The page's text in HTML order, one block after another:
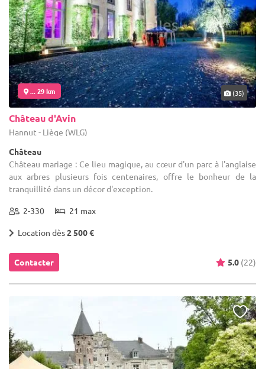
... 29 km (35)
Château d'Avin
Hannut - Liège (WLG)
Château
Château mariage : Ce lieu magique, au cœur d'un parc à l'anglaise
aux arbres plusieurs fois centenaires, offre le bonheur de la
tranquillité dans un décor d'exception.
2-330 21 max
Location dès2 500 €
Contacter 5.0 (22)